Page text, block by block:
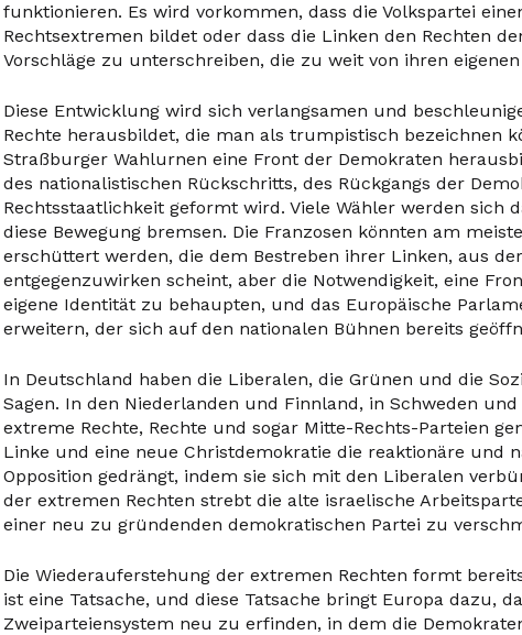
funktionieren. Es wird vorkommen, dass die Volkspartei
Rechtsextremen bildet oder dass die Linken den Rechten
Vorschläge zu unterschreiben, die zu weit von ihren
Diese Entwicklung wird sich verlangsamen und
Rechte herausbildet, die man als trumpistisch bezeichnen
Straßburger Wahlurnen eine Front der Demokraten
des nationalistischen Rückschritts, des Rückgangs der
Rechtsstaatlichkeit geformt wird. Viele Wähler werden sich
diese Bewegung bremsen. Die Franzosen könnten am
erschüttert werden, die dem Bestreben ihrer Linken, aus
entgegenzuwirken scheint, aber die Notwendigkeit, eine
eigene Identität zu behaupten, und das Europäische
erweitern, der sich auf den nationalen Bühnen bereits
In Deutschland haben die Liberalen, die Grünen und die
Sagen. In den Niederlanden und Finnland, in Schweden
extreme Rechte, Rechte und sogar Mitte-Rechts-Parteien
Linke und eine neue Christdemokratie die reaktionäre und
Opposition gedrängt, indem sie sich mit den Liberalen
der extremen Rechten strebt die alte israelische
einer neu zu gründenden demokratischen Partei zu
Die Wiederauferstehung der extremen Rechten formt
ist eine Tatsache, und diese Tatsache bringt Europa dazu,
Zweiparteiensystem neu zu erfinden, in dem die